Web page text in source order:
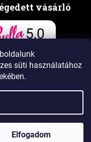
süti használatához
Elfogadom
vásárló
5,0
. Minden jog fenntartva.